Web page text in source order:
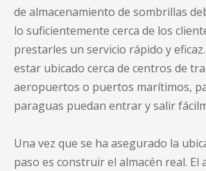
de almacenamiento de sombrillas
lo suficientemente cerca de los
prestarles un servicio rápido y
estar ubicado cerca de centros de
aeropuertos o puertos marítimos,
paraguas puedan entrar y salir
Una vez que se ha asegurado la
paso es construir el almacén real. El